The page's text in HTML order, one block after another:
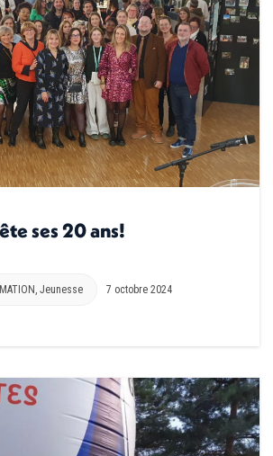
ses 20 ans!
Jeunesse 7 octobre 2024